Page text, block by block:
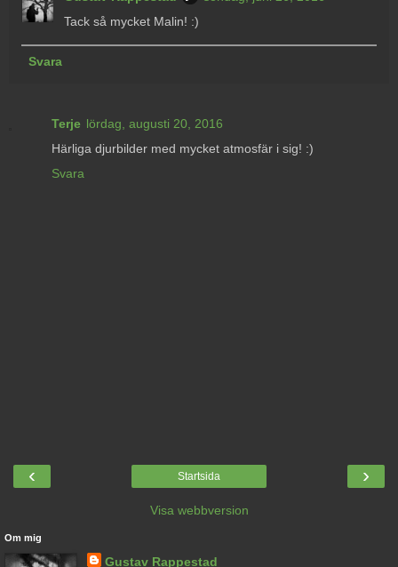
Tack så mycket Malin! :)
Svara
Terje lördag, augusti 20, 2016
Härliga djurbilder med mycket atmosfär i sig! :)
Svara
‹ ›
Startsida
Visa webbversion
Om mig
Gustav Rappestad